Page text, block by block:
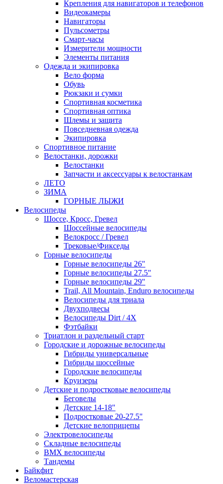
Крепления для навигаторов и телефонов
Видеокамеры
Навигаторы
Пульсометры
Смарт-часы
Измерители мощности
Элементы питания
Одежда и экипировка
Вело форма
Обувь
Рюкзаки и сумки
Спортивная косметика
Спортивная оптика
Шлемы и защита
Повседневная одежда
Экипировка
Спортивное питание
Велостанки, дорожки
Велостанки
Запчасти и аксессуары к велостанкам
ЛЕТО
ЗИМА
ГОРНЫЕ ЛЫЖИ
Велосипеды
Шоссе, Кросс, Гревел
Шоссейные велосипеды
Велокросс / Гревел
Трековые/Фикседы
Горные велосипеды
Горные велосипеды 26"
Горные велосипеды 27.5"
Горные велосипеды 29"
Trail, All Mountain, Enduro велосипеды
Велосипеды для триала
Двухподвесы
Велосипеды Dirt / 4X
Фэтбайки
Триатлон и раздельный старт
Городские и дорожные велосипеды
Гибриды универсальные
Гибриды шоссейные
Городские велосипеды
Круизеры
Детские и подростковые велосипеды
Беговелы
Детские 14-18"
Подростковые 20-27.5"
Детские велоприцепы
Электровелосипеды
Складные велосипеды
BMX велосипеды
Тандемы
Байкфит
Веломастерская